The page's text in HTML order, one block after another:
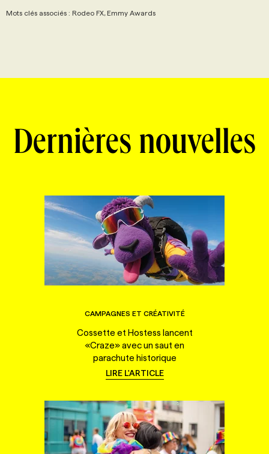
Mots clés associés : Rodeo FX, Emmy Awards
Dernières nouvelles
CAMPAGNES ET CRÉATIVITÉ
Cossette et Hostess lancent
«Craze» avec un saut en
parachute historique
LIRE L'ARTICLE